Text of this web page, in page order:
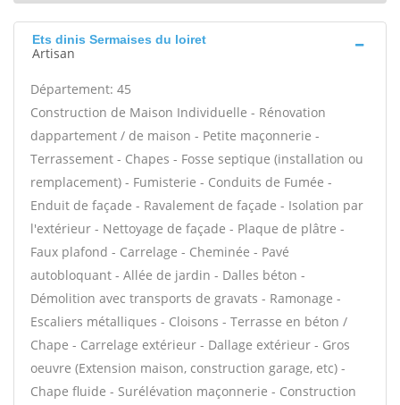
Ets dinis Sermaises du loiret
Artisan
Département: 45
Construction de Maison Individuelle - Rénovation
dappartement / de maison - Petite maçonnerie -
Terrassement - Chapes - Fosse septique (installation ou
remplacement) - Fumisterie - Conduits de Fumée -
Enduit de façade - Ravalement de façade - Isolation par
l'extérieur - Nettoyage de façade - Plaque de plâtre -
Faux plafond - Carrelage - Cheminée - Pavé
autobloquant - Allée de jardin - Dalles béton -
Démolition avec transports de gravats - Ramonage -
Escaliers métalliques - Cloisons - Terrasse en béton /
Chape - Carrelage extérieur - Dallage extérieur - Gros
oeuvre (Extension maison, construction garage, etc) -
Chape fluide - Surélévation maçonnerie - Construction